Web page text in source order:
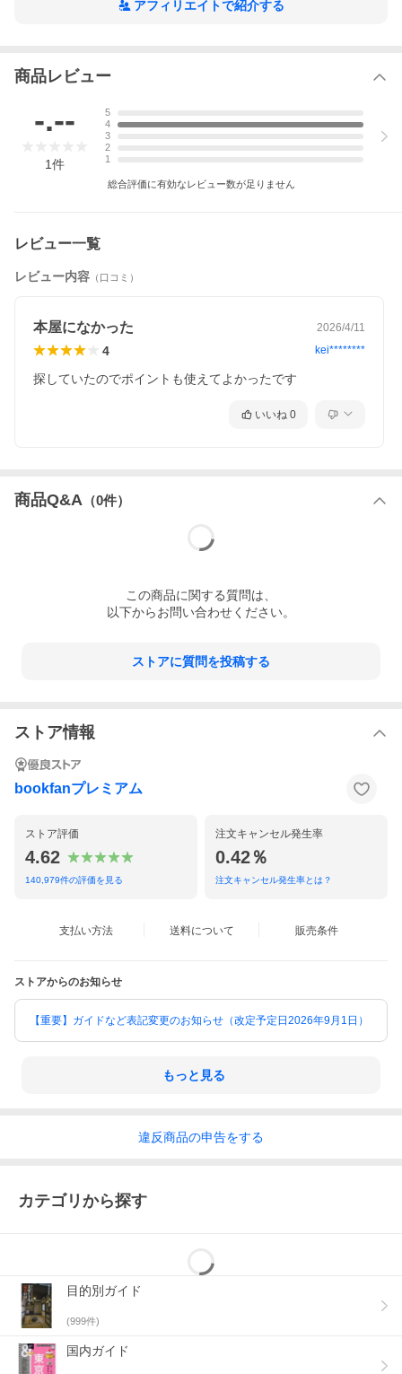
アフィリエイトで紹介する
商品レビュー
-.--
1件
5
4
3
2
1
総合評価に有効なレビュー数が足りません
レビュー一覧
レビュー内容 （口コミ）
本屋になかった 2026/4/11
4 kei********
探していたのでポイントも使えてよかったです
いいね 0
商品Q&A （0件）
この商品に関する質問は、
以下からお問い合わせください。
ストアに質問を投稿する
ストア情報
bookfanプレミアム
ストア評価
4.62
140,979件の評価を見る
注文キャンセル発生率
0.42％
注文キャンセル発生率とは？
支払い方法 送料について 販売条件
ストアからのお知らせ
【重要】ガイドなど表記変更のお知らせ（改定予定日2026年9月1日）
もっと見る
違反商品の申告をする
カテゴリから探す
目的別ガイド
(999件)
国内ガイド